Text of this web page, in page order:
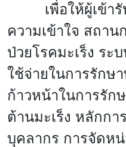
เพื่อให้ผู้เข้ารับ
ความเข้าใจ สถา
ป่วยโรคมะเร็ง ระ
ใช้จ่ายในการรักษ
ก้าวหน้าในการรัก
ต้านมะเร็ง หลักกา
บุคลากร การจัดห